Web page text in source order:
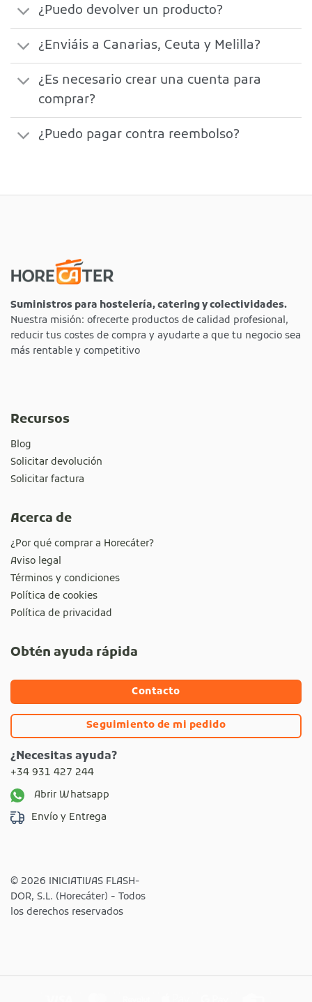
¿Puedo devolver un producto?
¿Enviáis a Canarias, Ceuta y Melilla?
¿Es necesario crear una cuenta para
comprar?
¿Puedo pagar contra reembolso?
Suministros para hostelería, catering y colectividades.
Nuestra misión: ofrecerte productos de calidad profesional,
reducir tus costes de compra y ayudarte a que tu negocio sea
más rentable y competitivo
Recursos
Blog
Solicitar devolución
Solicitar factura
Acerca de
¿Por qué comprar a Horecáter?
Aviso legal
Términos y condiciones
Política de cookies
Política de privacidad
Obtén ayuda rápida
Contacto
Seguimiento de mi pedido
¿Necesitas ayuda?
+34 931 427 244
Abrir Whatsapp
Envío y Entrega
© 2026 INICIATIVAS FLASH-
DOR, S.L. (Horecáter) - Todos
los derechos reservados